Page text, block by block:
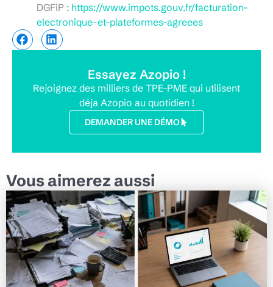
DGFiP : https://www.impots.gouv.fr/facturation-
electronique-et-plateformes-agreees
Essayez Azopio !
Rejoignez des milliers de TPE-PME qui utilisent
déja Azopio au quotidien !
DEMANDER UNE DÉMO
Vous aimerez aussi